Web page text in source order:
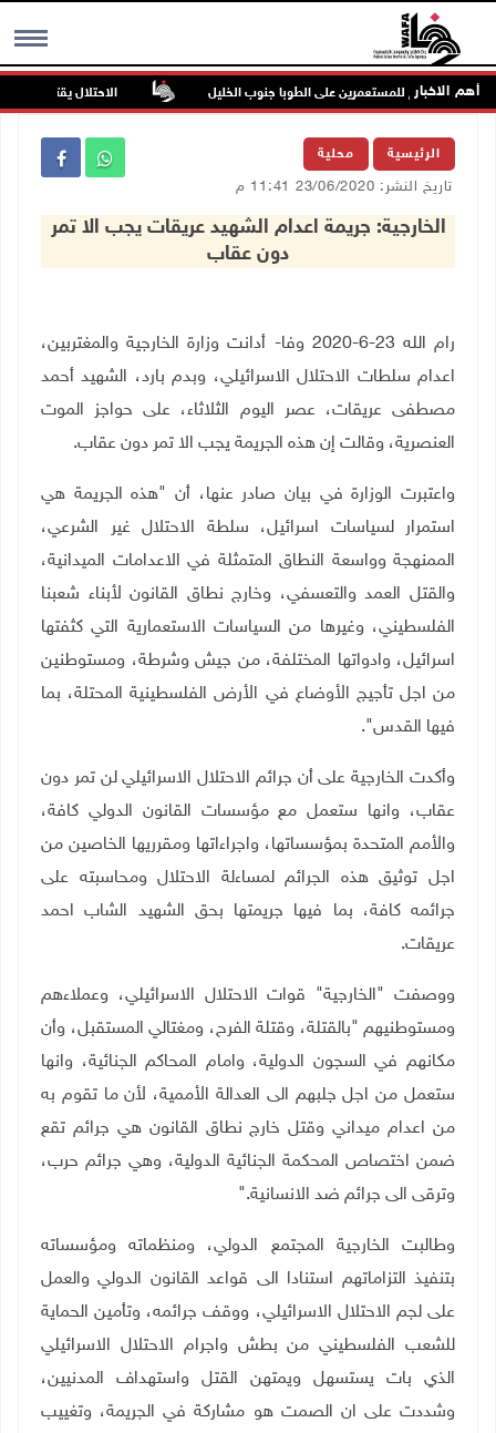
MENU أهم الاخبار
في هجوم للمستعمرين على الطوبا جنوب الخليل الاحتلال يقتحم عورتا
الرئيسية محلية
تاريخ النشر: 23/06/2020 11:41 م
الخارجية: جريمة اعدام الشهيد عريقات يجب الا تمر
دون عقاب
رام الله 23-6-2020 وفا- أ
دانت وزارة الخارجية والمغتربين،
اعدام سلطات الاحتلال الاسرائيلي، وبدم بارد، الشهيد أحمد
مصطفى عريقات، عصر اليوم الثلاثاء، على حواجز الموت
العنصرية، وقالت إن هذه الجريمة يجب الا تمر دون عقاب.
واعتبرت الوزارة في بيان صادر عنها، أن "هذه الجريمة هي
استمرار لسياسات اسرائيل، سلطة الاحتلال غير الشرعي،
الممنهجة وواسعة النطاق المتمثلة في الاعدامات الميدانية،
والقتل العمد والتعسفي، وخارج نطاق القانون لأبناء شعبنا
الفلسطيني، وغيرها من السياسات الاستعمارية التي كثفتها
اسرائيل، وادواتها المختلفة، من جيش وشرطة، ومستوطنين
من اجل تأجيج الأوضاع في الأرض الفلسطينية المحتلة، بما
فيها القدس".
وأكدت الخارجية على أن جرائم الاحتلال الاسرائيلي لن تمر دون
عقاب، وانها ستعمل مع مؤسسات القانون الدولي كافة،
والأمم المتحدة بمؤسساتها، واجراءاتها ومقرريها الخاصين من
اجل توثيق هذه الجرائم لمساءلة الاحتلال ومحاسبته على
جرائمه كافة، بما فيها جريمتها بحق الشهيد الشاب احمد
عريقات.
ووصفت "الخارجية" قوات الاحتلال الاسرائيلي، وعملاءهم
ومستوطنيهم "بالقتلة، وقتلة الفرح، ومغتالي المستقبل، وأن
مكانهم في السجون الدولية، وامام المحاكم الجنائية، وانها
ستعمل من اجل جلبهم الى العدالة الأممية، لأن ما تقوم به
من اعدام ميداني وقتل خارج نطاق القانون هي جرائم تقع
ضمن اختصاص المحكمة الجنائية الدولية، وهي جرائم حرب،
وترقى الى جرائم ضد الانسانية."
وطالبت الخارجية المجتمع الدولي، ومنظماته ومؤسساته
بتنفيذ التزاماتهم استنادا الى قواعد القانون الدولي والعمل
على لجم الاحتلال الاسرائيلي، ووقف جرائمه، وتأمين الحماية
للشعب الفلسطيني من بطش واجرام الاحتلال الاسرائيلي
الذي بات يستسهل ويمتهن القتل واستهداف المدنيين،
وشددت على ان الصمت هو مشاركة في الجريمة، وتغييب